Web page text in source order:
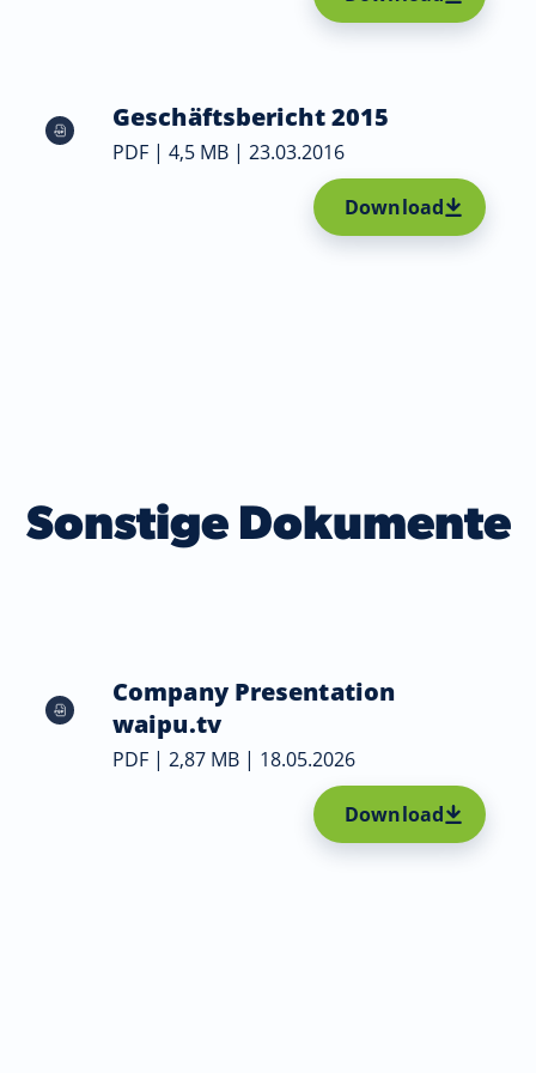
Geschäftsbericht 2015
PDF | 4,5 MB | 23.03.2016
Download
Sonstige Dokumente
Company Presentation
waipu.tv
PDF | 2,87 MB | 18.05.2026
Download